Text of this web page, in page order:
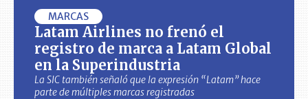
MARCAS
Latam Airlines no frenó el
registro de marca a Latam Global
en la Superindustria
La SIC también señaló que la expresión “Latam” hace
parte de múltiples marcas registradas